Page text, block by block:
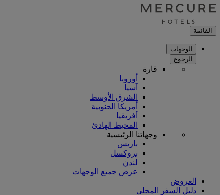
القائمة
الوجهات
الرجوع
قارة
أوروبا
آسيا
الشرق الأوسط
أمريكا الجنوبية
أفريقيا
المحيط الهادئ
وجهاتنا الرئيسية
باريس
بروكسل
لندن
عرض جميع الوجهات
العروض
دليل السفر المحلي